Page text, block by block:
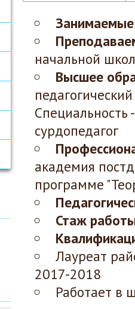
начальной
Высшее
Специальность
сурдопедагог
академия
программе
Стаж
Лауреат
2017-2018
Работает в